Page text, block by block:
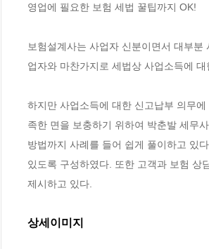
영업에 필요한 보험 세법 꿀팁까지 OK!
보험설계사는 사업자 신분이면서 대부
업자와 마찬가지로 세법상 사업소득에
하지만 사업소득에 대한 신고납부 의무
족한 면을 보충하기 위하여 박춘발 세무
방법까지 사례를 들어 쉽게 풀이하고 있
있도록 구성하였다. 또한 고객과 보험 상
제시하고 있다.
상세이미지